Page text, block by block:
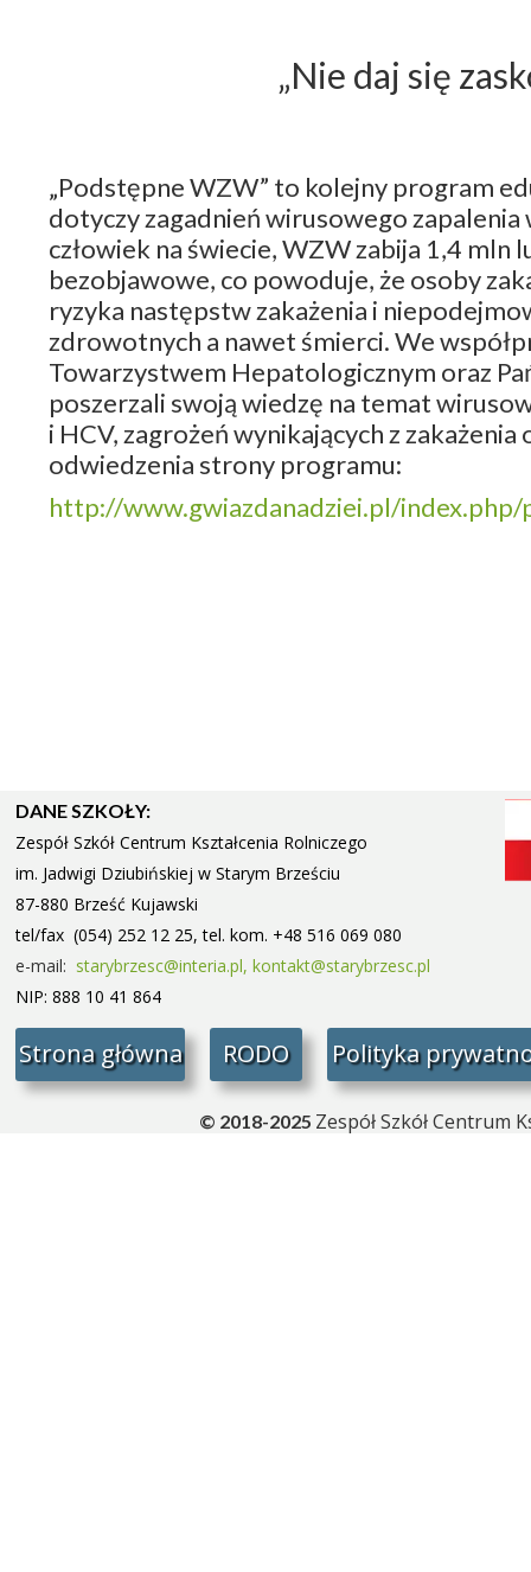
„Podstępne WZW” to kolejny program
dotyczy zagadnień wirusowego
człowiek na świecie, WZW zabija 1,4
bezobjawowe, co powoduje, że osoby
ryzyka następstw zakażenia i
zdrowotnych a nawet śmierci. We
Towarzystwem Hepatologicznym oraz
poszerzali swoją wiedzę na temat
i HCV, zagrożeń wynikających z
odwiedzenia strony programu:
http://www.gwiazdanadziei.pl/
„Nie daj się
Strona główna Polityka
RODO
DANE SZKOŁY:
Zespół Szkół Centrum Kształcenia Rolniczego
im. Jadwigi Dziubińskiej w Starym Brześciu
87-880 Brześć Kujawski
tel/fax (054) 252 12 25, tel. kom. +48 516 069 080
e-mail: starybrzesc@interia.pl, kontakt@starybrzesc.pl
NIP: 888 10 41 864
© 2018-2025 Zespół Szkół Centrum